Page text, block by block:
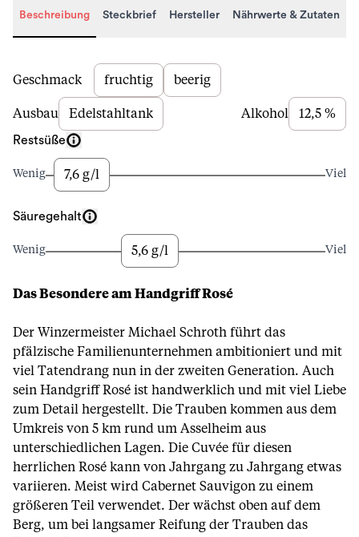
Beschreibung Steckbrief Hersteller Nährwerte & Zutaten
Beschreibung
Geschmack fruchtig beerig
Ausbau Edelstahltank Alkohol 12,5 %
Restsüße
Wenig 7,6 g/l Viel
Säuregehalt
Wenig 5,6 g/l Viel
Das Besondere am Handgriff Rosé
Der Winzermeister Michael Schroth führt das
pfälzische Familienunternehmen ambitioniert und mit
viel Tatendrang nun in der zweiten Generation. Auch
sein Handgriff Rosé ist handwerklich und mit viel Liebe
zum Detail hergestellt. Die Trauben kommen aus dem
Umkreis von 5 km rund um Asselheim aus
unterschiedlichen Lagen. Die Cuvée für diesen
herrlichen Rosé kann von Jahrgang zu Jahrgang etwas
variieren. Meist wird Cabernet Sauvigon zu einem
größeren Teil verwendet. Der wächst oben auf dem
Berg, um bei langsamer Reifung der Trauben das